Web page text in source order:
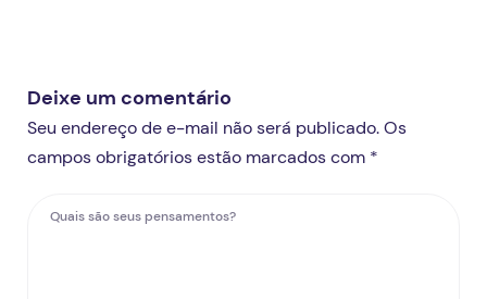
Deixe um comentário
Seu endereço de e-mail não será publicado. Os
campos obrigatórios estão marcados com *